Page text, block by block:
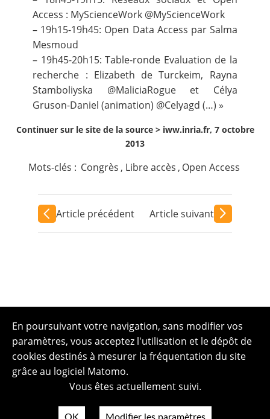
Access : MyScienceWork @MyScienceWork
– 19h15-19h45: Open Data Access par Salma
Mesmoud
– 19h45-20h15: Table-ronde Evaluation de la
recherche : Elizabeth de Turckeim, Rayna
Stamboliyska @MaliciaRogueet Célya
Gruson-Daniel (animation) @Celyagd (…) »
Continuer sur le site de la source > iww.inria.fr, 7 octobre
2013
Mots-clés : Congrès , Libre accès , Open Access
Article précédent Article suivant
En poursuivant votre navigation, sans modifier vos
paramètres, vous acceptez l'utilisation et le dépôt de
cookies destinés à mesurer la fréquentation du site
grâce au logiciel Matomo.
Vous êtes actuellement suivi.